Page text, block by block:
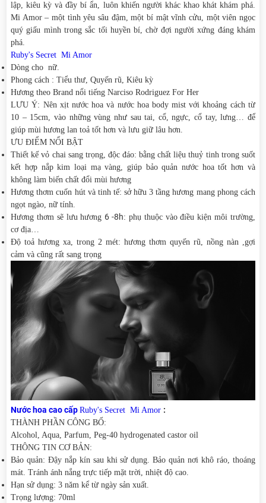
lập, kiêu kỳ và đầy bí ẩn, luôn khiến người khác khao khát khám phá.
Mi Amor – một tình yêu sâu đậm, một bí mật vĩnh cửu, một viên ngọc
quý giấu mình trong sắc tối huyền bí, chờ đợi người xứng đáng khám
phá.
Ruby's Secret Mi Amor
Dòng cho nữ.
Phong cách : Tiểu thư, Quyến rũ, Kiêu kỳ
Hương theo Brand nổi tiếng Narciso Rodriguez For Her
LƯU Ý: Nên xịt nước hoa và nước hoa body mist với khoảng cách từ
10 – 15cm, vào những vùng như sau tai, cổ, ngực, cổ tay, lưng… để
giúp mùi hương lan toả tốt hơn và lưu giữ lâu hơn.
ƯU ĐIỂM NỔI BẬT
Thiết kế vỏ chai sang trọng, độc đáo: bằng chất liệu thuỷ tinh trong suốt
kết hợp nắp kim loại mạ vàng, giúp bảo quản nước hoa tốt hơn và
không làm biến chất đổi mùi hương
Hương thơm cuốn hút và tinh tế: sở hữu 3 tầng hương mang phong cách
ngọt ngào, nữ tính.
Hương thơm sẽ lưu hương 6 -8h: phụ thuộc vào điều kiện môi trường,
cơ địa…
Độ toả hương xa, trong 2 mét: hương thơm quyến rũ, nồng nàn ,gợi
cảm và cũng rất sang trọng
Nước hoa cao cấpRuby's Secret Mi Amor :
THÀNH PHẦN CÔNG BỐ:
Alcohol, Aqua, Parfum, Peg-40 hydrogenated castor oil
THÔNG TIN CƠ BẢN:
Bảo quản: Đậy nắp kín sau khi sử dụng. Bảo quản nơi khô ráo, thoáng
mát. Tránh ánh nắng trực tiếp mặt trời, nhiệt độ cao.
Hạn sử dụng: 3 năm kể từ ngày sản xuất.
Trọng lượng: 70ml